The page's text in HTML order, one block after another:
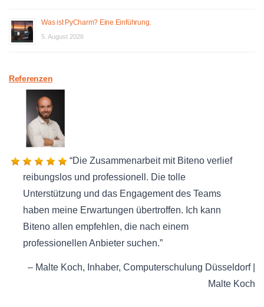
Was ist PyCharm? Eine Einführung.
5. August 2026
Referenzen
Die Zusammenarbeit mit Biteno verlief
reibungslos und professionell. Die tolle
Unterstützung und das Engagement des Teams
haben meine Erwartungen übertroffen. Ich kann
Biteno allen empfehlen, die nach einem
professionellen Anbieter suchen.
Malte Koch Inhaber Computerschulung Düsseldorf |
Malte Koch